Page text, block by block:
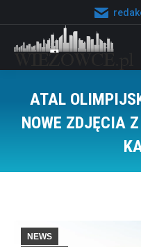
ATAL
NOWE ZDJĘCIA
NEWS